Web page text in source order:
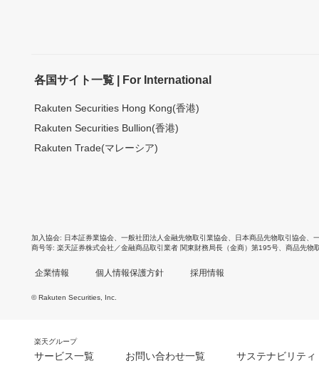
各国サイト一覧 | For International
Rakuten Securities Hong Kong(香港)
Rakuten Securities Bullion(香港)
Rakuten Trade(マレーシア)
加入協会 日本証券業協会 一般社団法人金融先物取引業協会 日本商品先物取引協会
商号等 楽天証券株式会社／金融商品取引業者 関東財務局長（金商）第195号、商品先物
企業情報 個人情報保護方針 採用情報
© Rakuten Securities, Inc.
楽天グループ
サービス一覧 お問い合わせ一覧 サステナビリティ